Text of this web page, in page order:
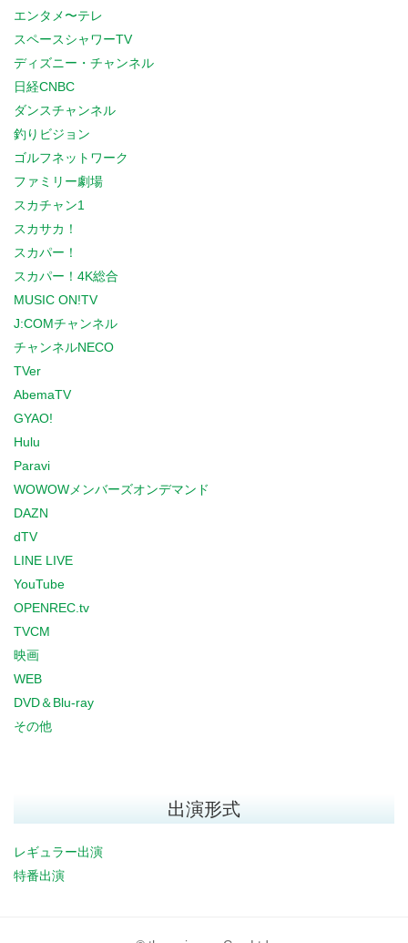
エンタメ〜テレ
スペースシャワーTV
ディズニー・チャンネル
日経CNBC
ダンスチャンネル
釣りビジョン
ゴルフネットワーク
ファミリー劇場
スカチャン1
スカサカ！
スカパー！
スカパー！4K総合
MUSIC ON!TV
J:COMチャンネル
チャンネルNECO
TVer
AbemaTV
GYAO!
Hulu
Paravi
WOWOWメンバーズオンデマンド
DAZN
dTV
LINE LIVE
YouTube
OPENREC.tv
TVCM
映画
WEB
DVD＆Blu-ray
その他
出演形式
レギュラー出演
特番出演